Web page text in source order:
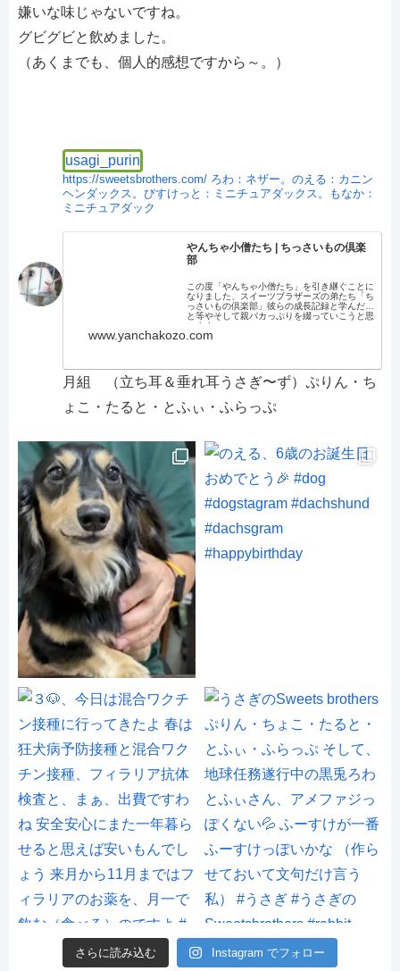
嫌いな味じゃないですね。
グビグビと飲めました。
（あくまでも、個人的感想ですから～。）
usagi_purin
https://sweetsbrothers.com/ ろわ：ネザー。のえる：カニン
ヘンダックス。びすけっと：ミニチュアダックス。もなか：
ミニチュアダック
やんちゃ小僧たち | ちっさいもの倶楽
部
この度「やんちゃ小僧たち」を引き継ぐことに
なりました、スイーツブラザーズの弟たち「ち
っさいもの倶楽部」彼らの成長記録と学んだこ
と等やそして親バカっぷりを綴っていこうと思
います。
www.yanchakozo.com
月組 （立ち耳＆垂れ耳うさぎ〜ず）ぷりん・ち
ょこ・たると・とふぃ・ふらっぷ
さらに読み込む Instagram でフォロー